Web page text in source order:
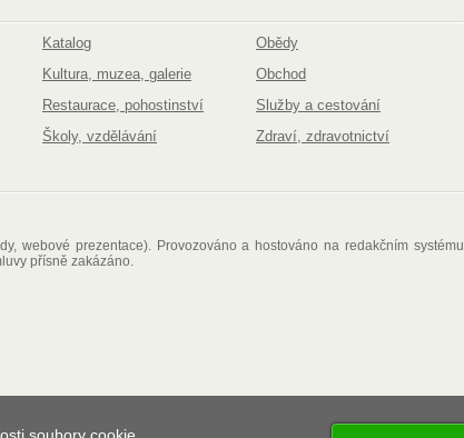
Katalog
Obědy
Kultura, muzea, galerie
Obchod
Restaurace, pohostinství
Služby a cestování
Školy, vzdělávání
Zdraví, zdravotnictví
webové prezentace). Provozováno a hostováno na redakčním systému
přísně zakázáno.